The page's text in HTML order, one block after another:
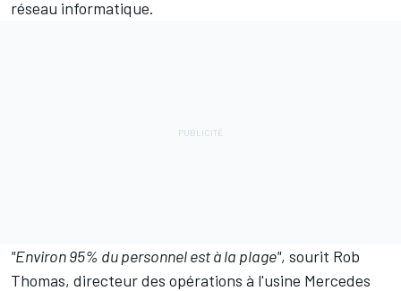
réseau informatique.
"Environ 95% du personnel est à la plage", sourit Rob
Thomas, directeur des opérations à l'usine Mercedes